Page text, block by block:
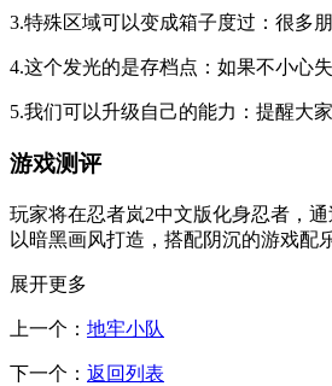
3.特殊区域可以变成箱子度过：很多
4.这个发光的是存档点：如果不小心
5.我们可以升级自己的能力：提醒大
游戏测评
玩家将在忍者岚2中文版化身忍者，
以暗黑画风打造，搭配阴沉的游戏配
展开更多
上一个： 地牢小队
下一个： 返回列表